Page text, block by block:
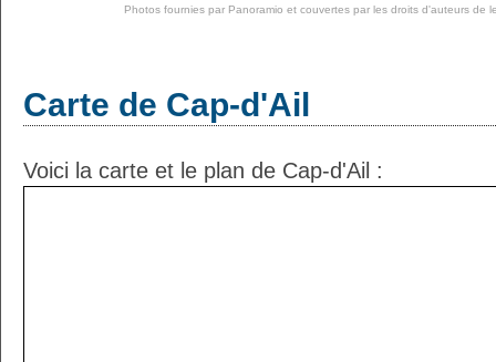
Photos fournies par Panoramio et couvertes par les droits d'auteurs de
Carte de Cap-d'Ail
Voici la carte et le plan de Cap-d'Ail :